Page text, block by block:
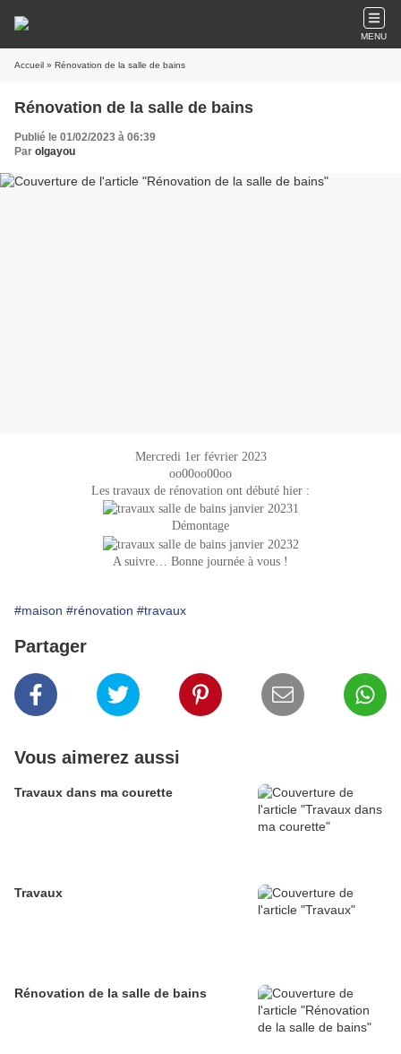
MENU
Accueil » Rénovation de la salle de bains
Rénovation de la salle de bains
Publié le 01/02/2023 à 06:39
Par olgayou
Mercredi 1er février 2023
oo00oo00oo
Les travaux de rénovation ont débuté hier :
Démontage
A suivre… Bonne journée à vous !
#maison #rénovation #travaux
Partager
Vous aimerez aussi
Travaux dans ma courette
Travaux
Rénovation de la salle de bains